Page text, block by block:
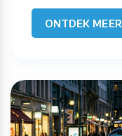
ONTDEK MEER